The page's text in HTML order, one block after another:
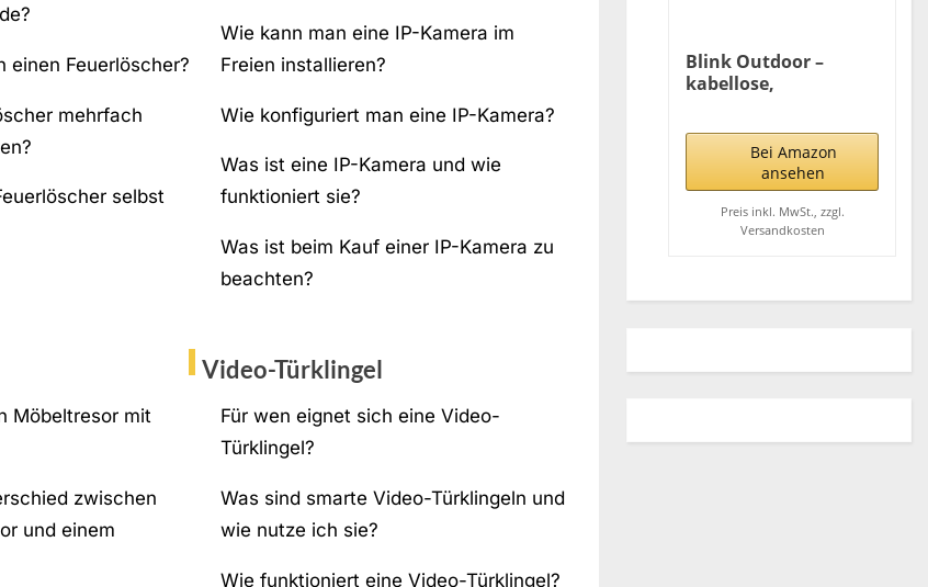
einen Feuerlöscher?
mehrfach
selbst
Wie kann man eine IP-Kamera im
Freien installieren?
Wie konfiguriert man eine IP-Kamera?
Was ist eine IP-Kamera und wie
funktioniert sie?
Was ist beim Kauf einer IP-Kamera zu
beachten?
Möbeltresor mit
zwischen
und einem
Video-Türklingel
Für wen eignet sich eine Video-
Türklingel?
Was sind smarte Video-Türklingeln und
wie nutze ich sie?
Wie funktioniert eine Video-Türklingel?
Blink Outdoor –
kabellose,
HD-
Sicherheitskamera
mit zwei Jahren
Batterielaufzeit und
Bewegungserfassung,
funktioniert mit
Bei Amazon
ansehen
Preis inkl. MwSt., zzgl.
Versandkosten